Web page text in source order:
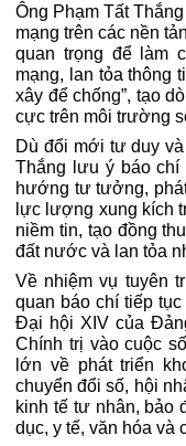
Ông Phạm Tất
mạng trên các nền
quan trọng để làm
mạng, lan tỏa thông
xây để chống”, tạo
cực trên môi trường
Dù đổi mới tư duy
Thắng lưu ý báo
hướng tư tưởng,
lực lượng xung kích
niềm tin, tạo đồng
đất nước và lan tỏa
Về nhiệm vụ tuyên
quan báo chí tiếp
Đại hội XIV của
Chính trị vào cuộc
lớn về phát triển
chuyển đổi số, hội
kinh tế tư nhân, bảo
dục, y tế, văn hóa và